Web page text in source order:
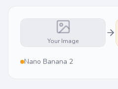
Your Image
Nano Banana 2